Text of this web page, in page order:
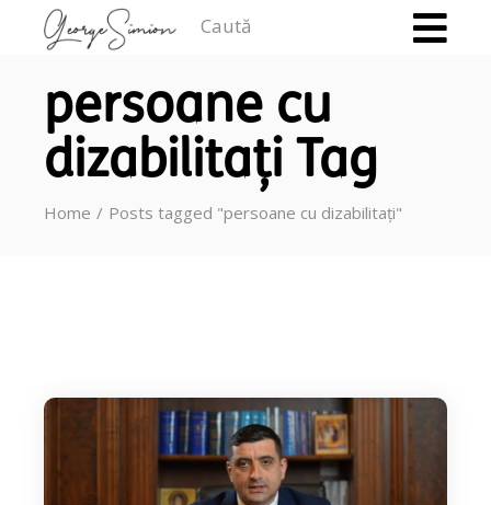
persoane cu
dizabilitați Tag
Home Posts tagged "persoane cu dizabilitați"